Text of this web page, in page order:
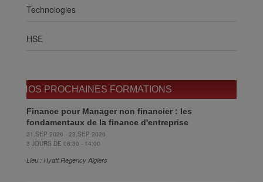
Technologies
HSE
NOS PROCHAINES FORMATIONS
Finance pour Manager non financier : les
fondamentaux de la finance d'entreprise
21,SEP 2026 - 23,SEP 2026
3 JOURS DE 08:30 - 14:00
Lieu : Hyatt Regency Algiers